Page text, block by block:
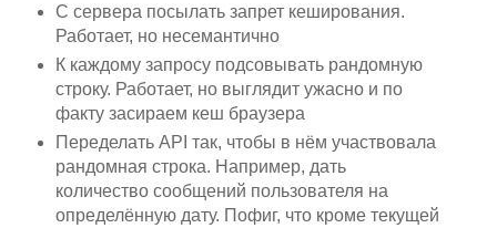
С сервера посылать запрет кеширования.
Работает, но несемантично
К каждому запросу подсовывать рандомную
строку. Работает, но выглядит ужасно и по
факту засираем кеш браузера
Переделать API так, чтобы в нём участвовала
рандомная строка. Например, дать
количество сообщений пользователя на
определённую дату. Пофиг, что кроме текущей